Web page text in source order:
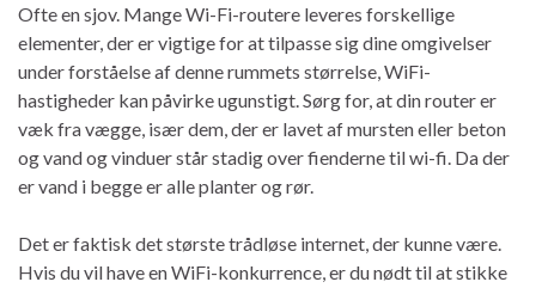
Ofte en sjov. Mange Wi-Fi-routere leveres forskellige
elementer, der er vigtige for at tilpasse sig dine omgivelser
under forståelse af denne rummets størrelse, WiFi-
hastigheder kan påvirke ugunstigt. Sørg for, at din router er
væk fra vægge, især dem, der er lavet af mursten eller beton
og vand og vinduer står stadig over fienderne til wi-fi. Da der
er vand i begge er alle planter og rør.
Det er faktisk det største trådløse internet, der kunne være.
Hvis du vil have en WiFi-konkurrence, er du nødt til at stikke